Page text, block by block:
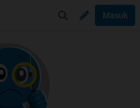
Masuk